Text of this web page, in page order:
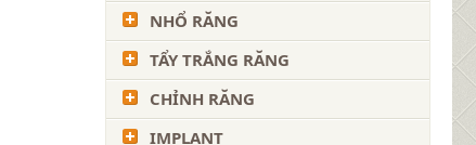
NHỔ RĂNG
TẨY TRẮNG RĂNG
CHỈNH RĂNG
IMPLANT